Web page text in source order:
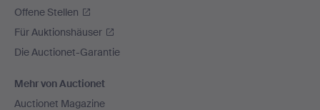
Offene Stellen
Für Auktionshäuser
Die Auctionet-Garantie
Mehr von Auctionet
Auctionet Magazine